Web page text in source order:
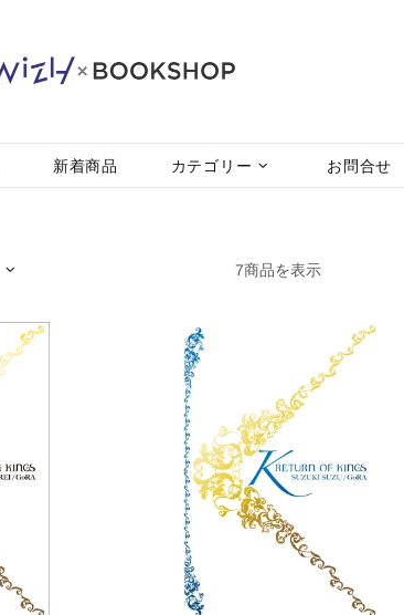
新着商品 カテゴリー お問合せ
7商品を表示